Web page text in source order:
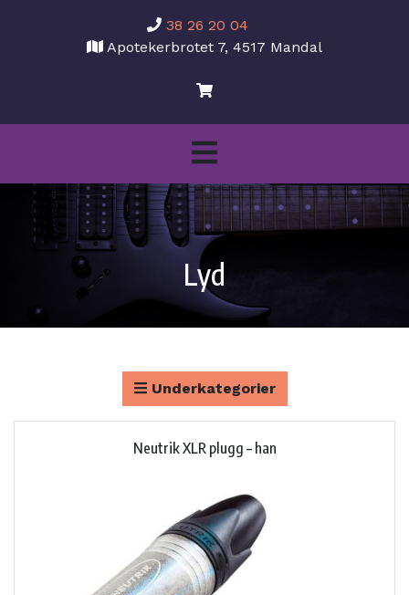
38 26 20 04
Apotekerbrotet 7, 4517 Mandal
Lyd
Underkategorier
Neutrik XLR plugg – han